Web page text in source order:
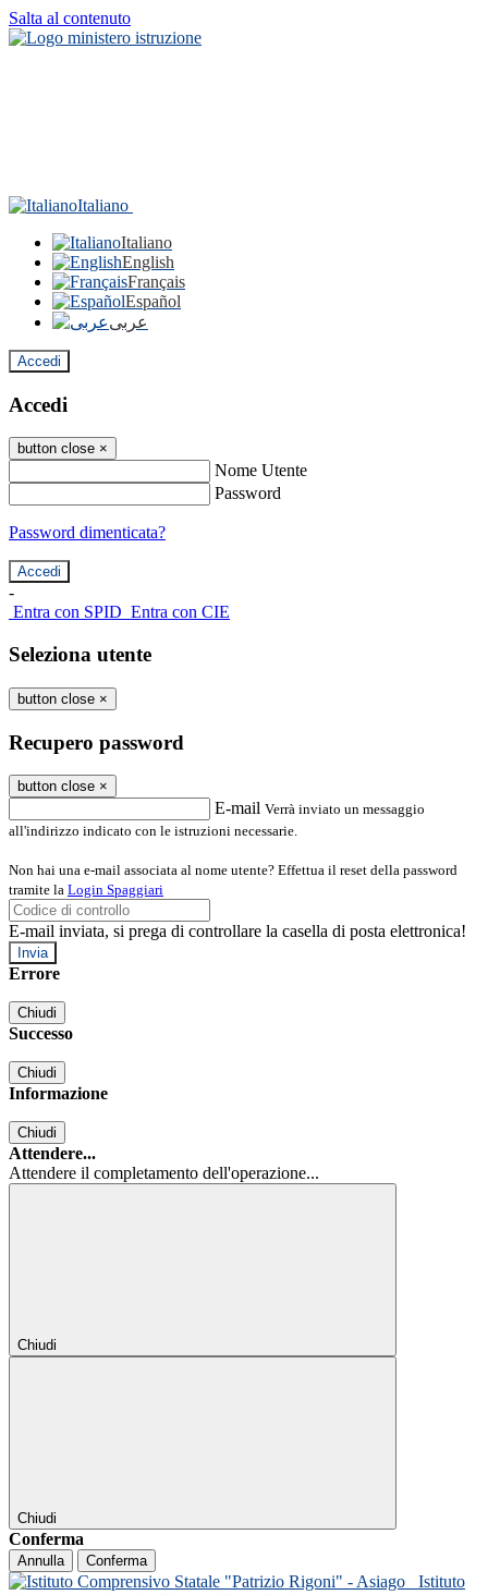
Salta al contenuto
Italiano
Italiano
English
Français
Español
عربى
Accedi
Accedi
button close ×
Nome Utente
Password
Password dimenticata?
-
Entra con SPID Entra con CIE
Seleziona utente
button close ×
Recupero password
button close ×
E-mail Verrà inviato un messaggio
all'indirizzo indicato con le istruzioni necessarie.
Non hai una e-mail associata al nome utente? Effettua il reset della password
tramite la Login Spaggiari
E-mail inviata, si prega di controllare la casella di posta elettronica!
Errore
Chiudi
Successo
Chiudi
Informazione
Chiudi
Attendere...
Attendere il completamento dell'operazione...
Chiudi
Chiudi
Conferma
Annulla Conferma
Istituto